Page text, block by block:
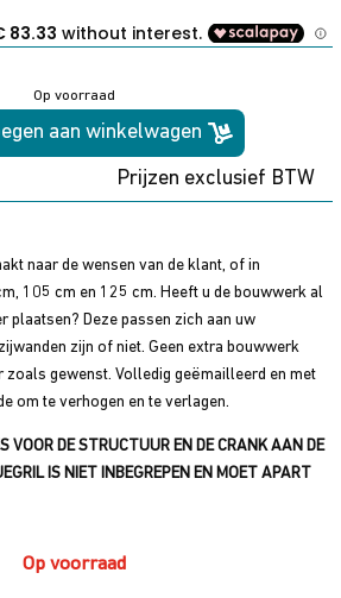
Op voorraad
aan winkelwagen
Prijzen exclusief BTW
naar de wensen van de klant, of in
105 cm en 125 cm. Heeft u de bouwwerk al
plaatsen? Deze passen zich aan uw
zijn of niet. Geen extra bouwwerk
zoals gewenst. Volledig geëmailleerd en met
om te verhogen en te verlagen.
VOOR DE STRUCTUUR EN DE CRANK AAN DE
IS NIET INBEGREPEN EN MOET APART
Op voorraad